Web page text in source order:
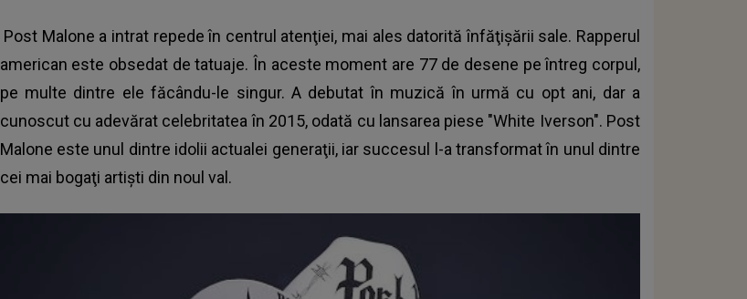
Post Malone a intrat repede în centrul atenţiei, mai ales datorită înfăţişării sale. Rapperul
american este obsedat de tatuaje. În aceste moment are 77 de desene pe întreg corpul,
pe multe dintre ele făcându-le singur. A debutat în muzică în urmă cu opt ani, dar a
cunoscut cu adevărat celebritatea în 2015, odată cu lansarea piese "White Iverson". Post
Malone este unul dintre idolii actualei generaţii, iar succesul l-a transformat în unul dintre
cei mai bogaţi artişti din noul val.